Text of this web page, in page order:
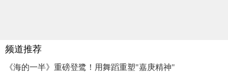
频道推荐
《海的一半》重磅登鹭！用舞蹈重塑"嘉庚精神"